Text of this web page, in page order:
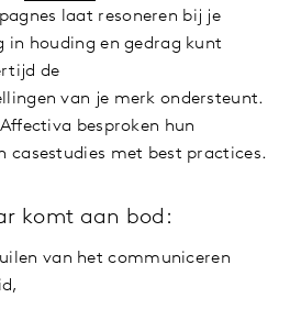
laat resoneren bij je
in houding en gedrag kunt
de
van je merk ondersteunt.
besproken hun
casestudies met best practices.
komt aan bod:
van het communiceren